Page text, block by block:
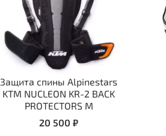
Защита спины Alpinestars
KTM NUCLEON KR-2 BACK
PROTECTORS M
20 500 ₽